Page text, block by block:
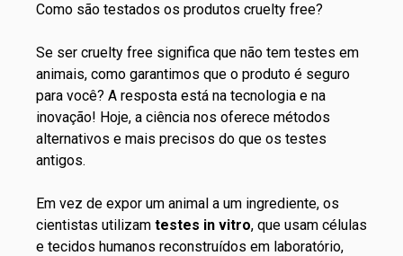
Como são testados os produtos cruelty free?
Se ser cruelty free significa que não tem testes em
animais, como garantimos que o produto é seguro
para você? A resposta está na tecnologia e na
inovação! Hoje, a ciência nos oferece métodos
alternativos e mais precisos do que os testes
antigos.
Em vez de expor um animal a um ingrediente, os
cientistas utilizam testes in vitro, que usam células
e tecidos humanos reconstruídos em laboratório,